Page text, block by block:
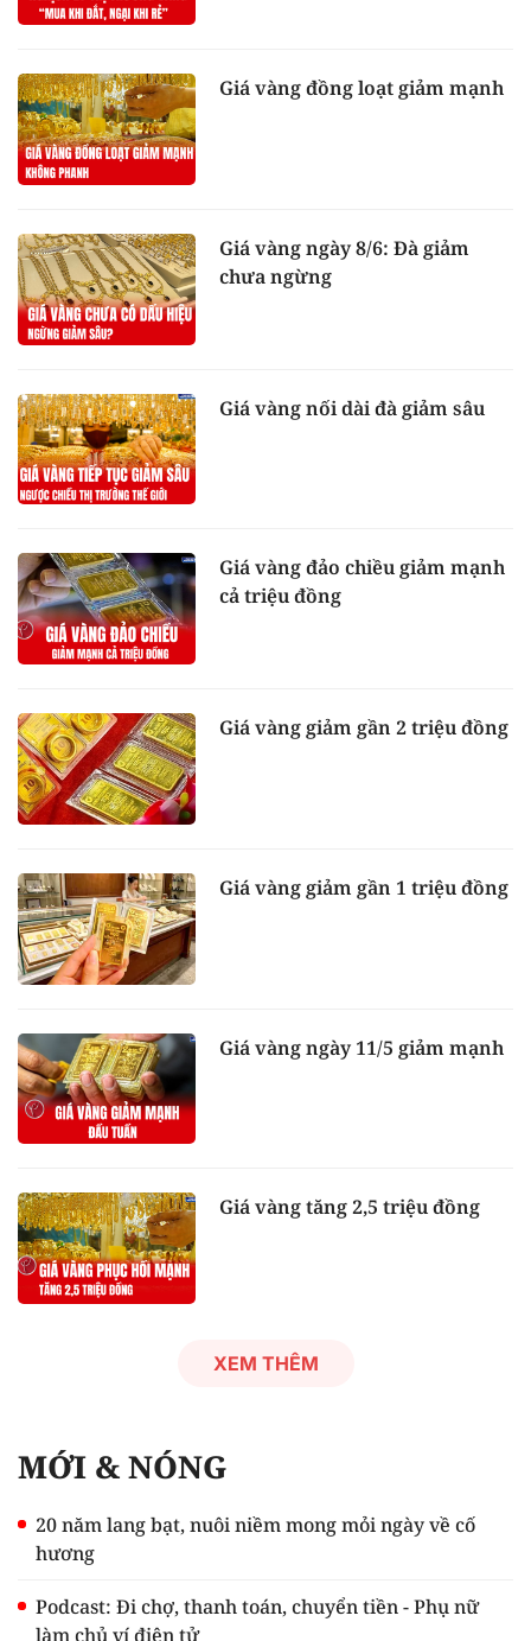
Giá vàng đồng loạt giảm mạnh
Giá vàng ngày 8/6: Đà giảm
chưa ngừng
Giá vàng nối dài đà giảm sâu
Giá vàng đảo chiều giảm mạnh
cả triệu đồng
Giá vàng giảm gần 2 triệu đồng
Giá vàng giảm gần 1 triệu đồng
Giá vàng ngày 11/5 giảm mạnh
Giá vàng tăng 2,5 triệu đồng
XEM THÊM
MỚI & NÓNG
20 năm lang bạt, nuôi niềm mong mỏi ngày về cố
hương
Podcast: Đi chợ, thanh toán, chuyển tiền - Phụ nữ
làm chủ ví điện tử